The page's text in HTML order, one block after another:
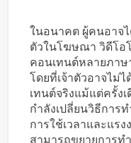
ในอนาคต ผู้คนอาจไ
ตัวในโฆษณา วิดีโอ
คอนเทนต์หลายภา
โดยที่เจ้าตัวอาจไม่
เทนต์จริงแม้แต่ครั้ง
กำลังเปลี่ยนวิธีการ
การใช้เวลาและแร
สามารถขยายการท